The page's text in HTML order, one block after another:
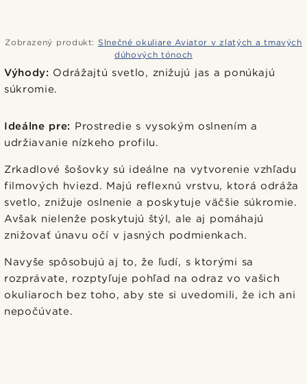
Zobrazený produkt: Slnečné okuliare Aviator v zlatých a tmavých
dúhových tónoch
Výhody: Odrážajtú svetlo, znižujú jas a ponúkajú
súkromie.
Ideálne pre: Prostredie s vysokým oslnením a
udržiavanie nízkeho profilu.
Zrkadlové šošovky sú ideálne na vytvorenie vzhľadu
filmových hviezd. Majú reflexnú vrstvu, ktorá odráža
svetlo, znižuje oslnenie a poskytuje väčšie súkromie.
Avšak nielenže poskytujú štýl, ale aj pomáhajú
znižovať únavu očí v jasných podmienkach.
Navyše spôsobujú aj to, že ľudí, s ktorými sa
rozprávate, rozptyľuje pohľad na odraz vo vašich
okuliaroch bez toho, aby ste si uvedomili, že ich ani
nepočúvate.